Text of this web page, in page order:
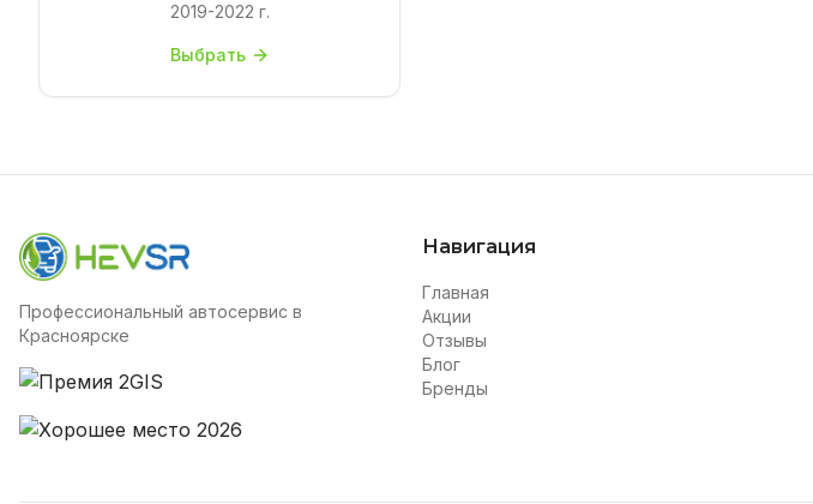
2019-2022 г.
Выбрать
Профессиональный автосервис в
Красноярске
Навигация
Главная
Акции
Отзывы
Блог
Бренды